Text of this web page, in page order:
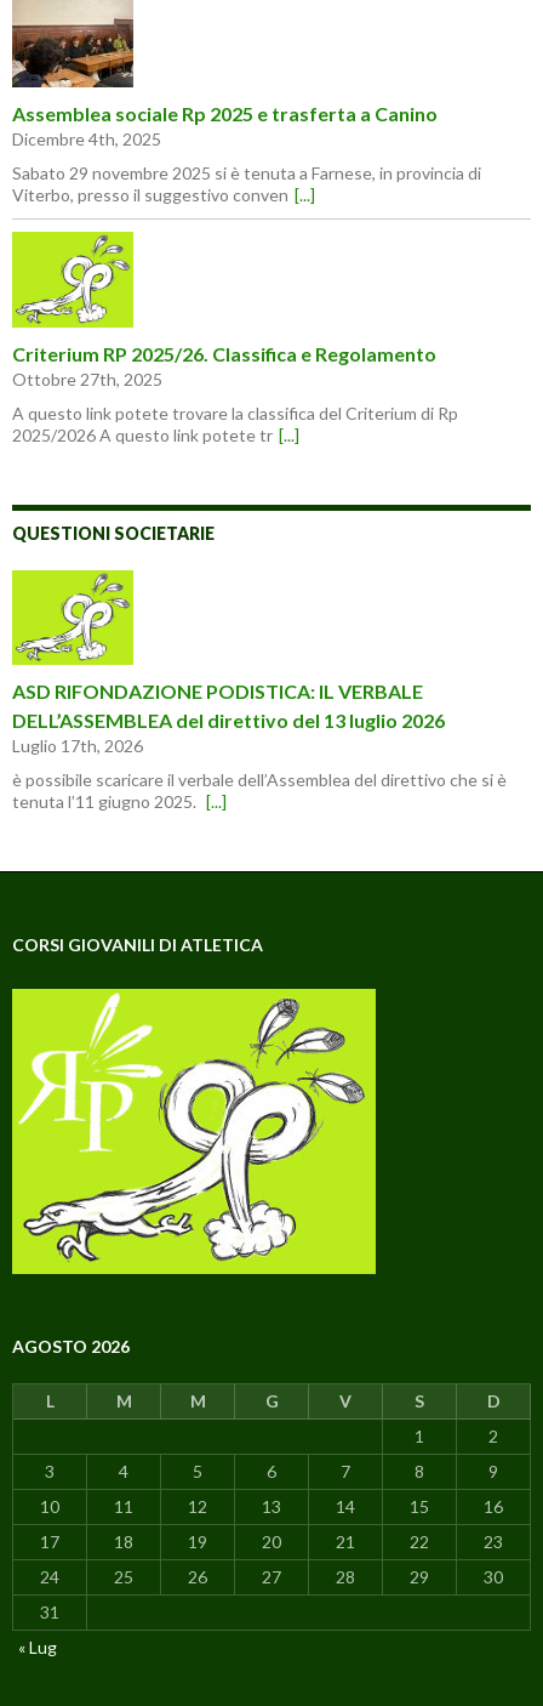
Assemblea sociale Rp 2025 e trasferta a Canino
Dicembre 4th, 2025
Sabato 29 novembre 2025 si è tenuta a Farnese, in provincia di
Viterbo, presso il suggestivo conven [...]
Criterium RP 2025/26. Classifica e Regolamento
Ottobre 27th, 2025
A questo link potete trovare la classifica del Criterium di Rp
2025/2026 A questo link potete tr [...]
QUESTIONI SOCIETARIE
ASD RIFONDAZIONE PODISTICA: IL VERBALE
DELL’ASSEMBLEA del direttivo del 13 luglio 2026
Luglio 17th, 2026
è possibile scaricare il verbale dell’Assemblea del direttivo che si è
tenuta l’11 giugno 2025. [...]
CORSI GIOVANILI DI ATLETICA
AGOSTO 2026
L M M G V S
D
1
2
3
4 5 6 7 8
9
10
11 12 13 14 15
16
17
18 19 20 21 22
23
24
25 26 27 28 29
30
31
« Lug